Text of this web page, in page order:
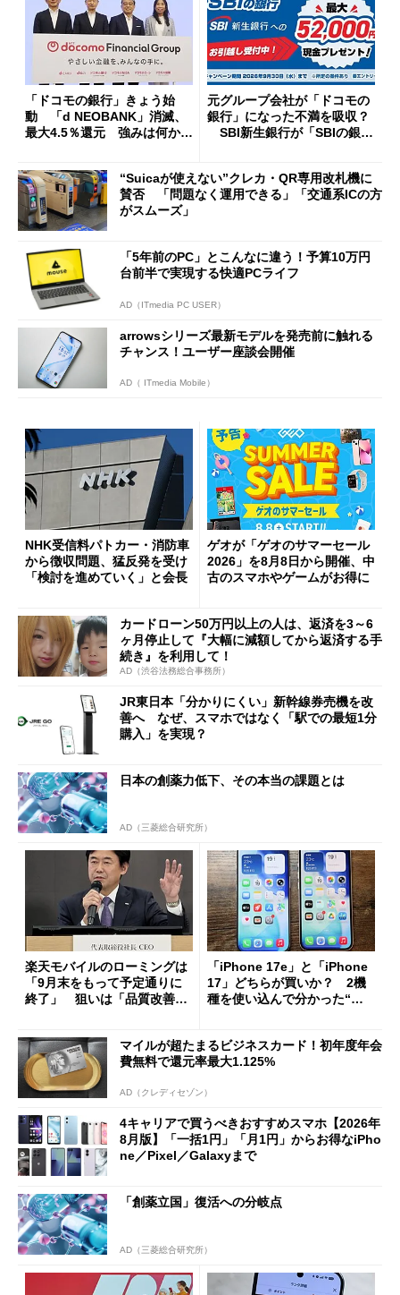
「ドコモの銀行」きょう始
動 「d NEOBANK」消滅、
最大4.5％還元 強みは何か解
元グループ会社が「ドコモの
銀行」になった不満を吸収？
SBI新生銀行が「SBIの銀
開催
“Suicaが使えない”クレカ・QR専用改札機に
賛否 「問題なく運用できる」「交通系ICの方
がスムーズ」
「5年前のPC」とこんなに違う！予算10万円
台前半で実現する快適PCライフ
AD（ITmedia PC USER）
arrowsシリーズ最新モデルを発売前に触れる
チャンス！ユーザー座談会開催
AD（ ITmedia Mobile）
NHK受信料パトカー・消防車
から徴収問題、猛反発を受け
「検討を進めていく」と会長
ゲオが「ゲオのサマーセール
2026」を8月8日から開催、中
古のスマホやゲームがお得に
カードローン50万円以上の人は、返済を3～6
ヶ月停止して『大幅に減額してから返済する手
続き』を利用して！
AD（渋谷法務総合事務所）
JR東日本「分かりにくい」新幹線券売機を改
善へ なぜ、スマホではなく「駅での最短1分
購入」を実現？
日本の創薬力低下、その本当の課題とは
AD（三菱総合研究所）
楽天モバイルのローミングは
「9月末をもって予定通りに
終了」 狙いは「品質改善」
も
「iPhone 17e」と「iPhone
17」どちらが買いか？ 2機
種を使い込んで分かった“ス
マイルが超たまるビジネスカード！初年度年会
費無料で還元率最大1.125%
AD（クレディセゾン）
4キャリアで買うべきおすすめスマホ【2026年
8月版】「一括1円」「月1円」からお得なiPho
ne／Pixel／Galaxyまで
「創薬立国」復活への分岐点
AD（三菱総合研究所）